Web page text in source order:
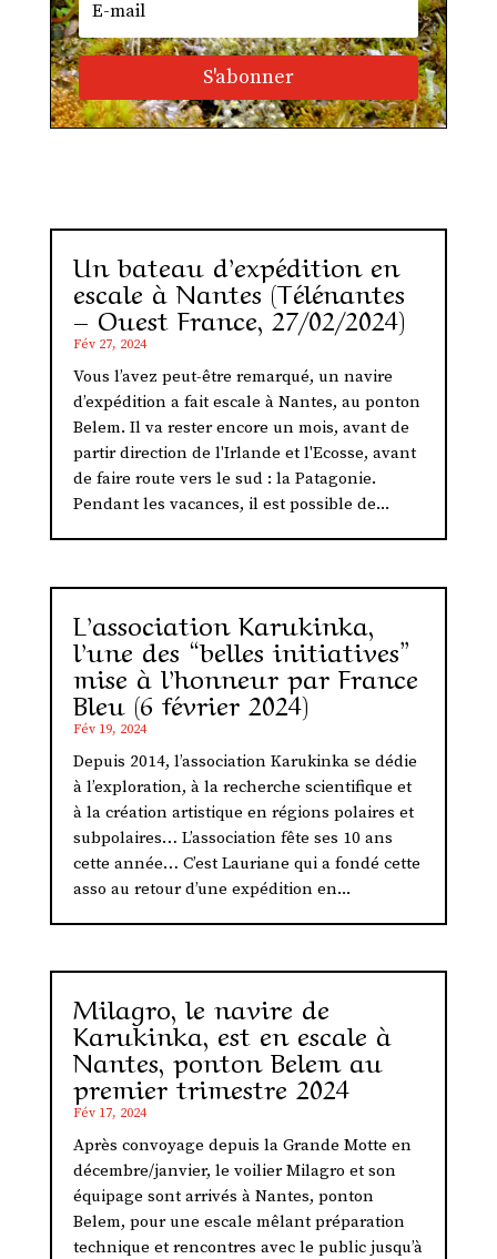
S'abonner
Un bateau d’expédition en
escale à Nantes (Télénantes
– Ouest France, 27/02/2024)
Fév 27, 2024
Vous l’avez peut-être remarqué, un navire
d’expédition a fait escale à Nantes, au ponton
Belem. Il va rester encore un mois, avant de
partir direction de l'Irlande et l'Ecosse, avant
de faire route vers le sud : la Patagonie.
Pendant les vacances, il est possible de...
L’association Karukinka,
l’une des “belles initiatives”
mise à l’honneur par France
Bleu (6 février 2024)
Fév 19, 2024
Depuis 2014, l’association Karukinka se dédie
à l’exploration, à la recherche scientifique et
à la création artistique en régions polaires et
subpolaires… L’association fête ses 10 ans
cette année… C’est Lauriane qui a fondé cette
asso au retour d’une expédition en...
Milagro, le navire de
Karukinka, est en escale à
Nantes, ponton Belem au
premier trimestre 2024
Fév 17, 2024
Après convoyage depuis la Grande Motte en
décembre/janvier, le voilier Milagro et son
équipage sont arrivés à Nantes, ponton
Belem, pour une escale mêlant préparation
technique et rencontres avec le public jusqu’à